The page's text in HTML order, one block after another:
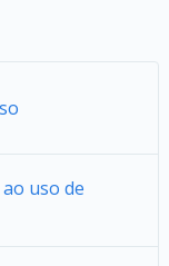
uso de